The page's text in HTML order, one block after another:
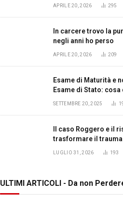
APRILE 20, 2026 295
In carcere trovo la
negli anni ho perso
APRILE 20, 2026 209
Esame di Maturità e
Esame di Stato: cosa
SETTEMBRE 20, 2025
Il caso Roggero e il
trasformare il
LUGLIO 31, 2026 193
ULTIMI ARTICOLI - Da non